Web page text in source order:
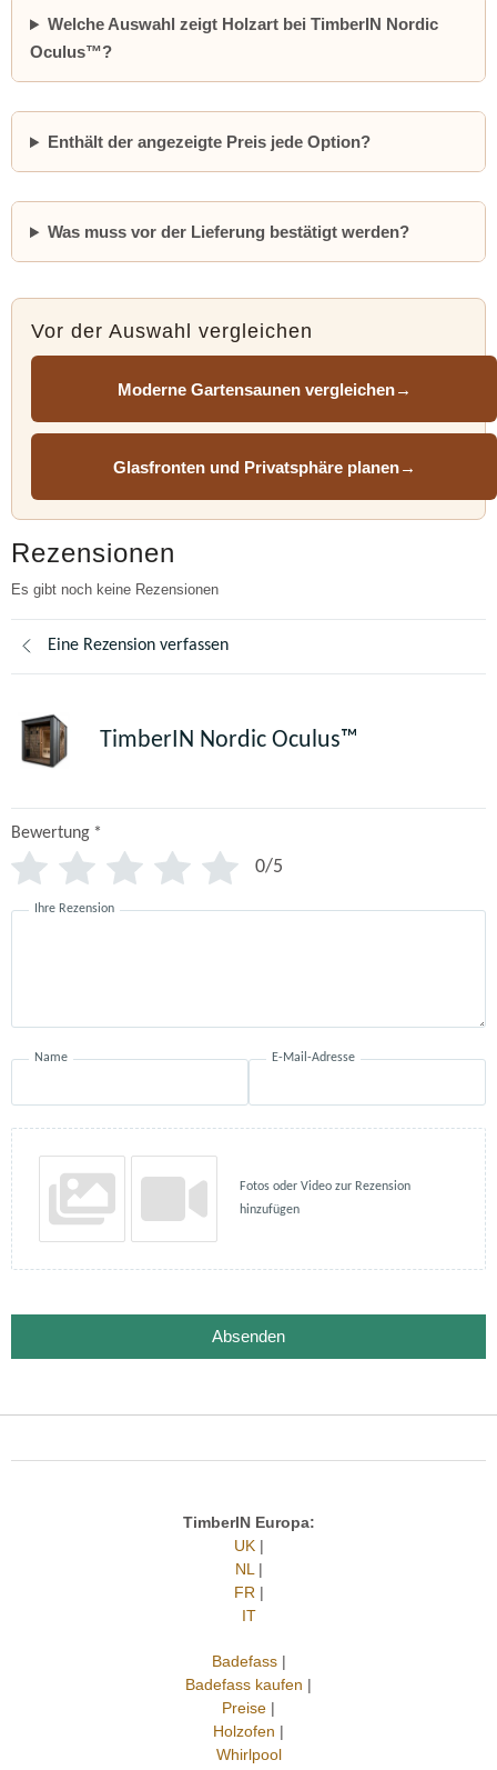
Welche Auswahl zeigt Holzart bei TimberIN Nordic
Oculus™?
Enthält der angezeigte Preis jede Option?
Was muss vor der Lieferung bestätigt werden?
Vor der Auswahl vergleichen
Moderne Gartensaunen vergleichen→
Glasfronten und Privatsphäre planen→
Rezensionen
Es gibt noch keine Rezensionen
Eine Rezension verfassen
TimberIN Nordic Oculus™
Bewertung *
0/5
Ihre Rezension
Name E-Mail-Adresse
Fotos oder Video zur Rezension
hinzufügen
Absenden
TimberIN Europa:
UK|
NL |
FR |
IT
Badefass|
Badefass kaufen |
Preise |
Holzofen |
Whirlpool